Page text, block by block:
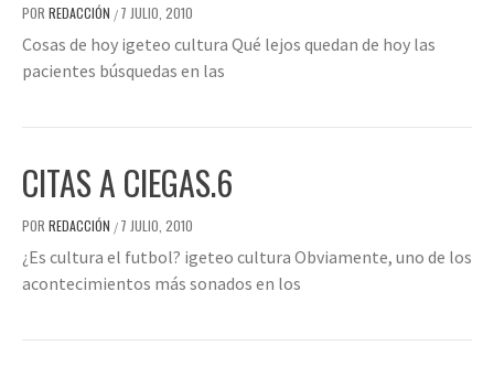
POR REDACCIÓN / 7 JULIO, 2010
Cosas de hoy igeteo cultura Qué lejos quedan de hoy las
pacientes búsquedas en las
CITAS A CIEGAS.6
POR REDACCIÓN / 7 JULIO, 2010
¿Es cultura el futbol? igeteo cultura Obviamente, uno de los
acontecimientos más sonados en los